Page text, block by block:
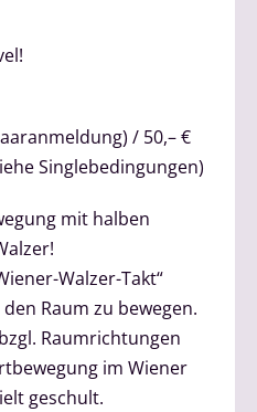
/ 50,– €
Singlebedingungen)
mit halben
Walzer-Takt“
Raum zu bewegen.
Raumrichtungen
im Wiener
geschult.